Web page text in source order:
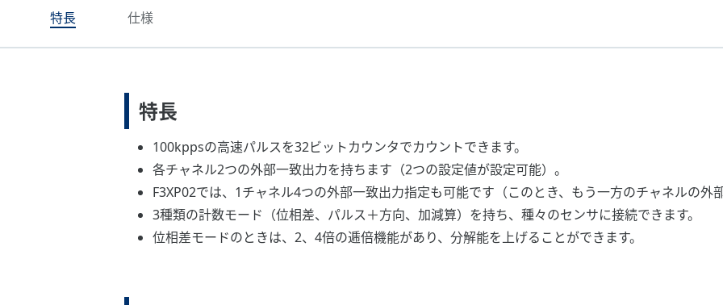
特長 仕様
特長
100kppsの高速パルスを32ビットカウンタでカウントできます。
各チャネル2つの外部一致出力を持ちます（2つの設定値が設定可能）。
F3XP02では、1チャネル4つの外部一致出力指定も可能です（このとき、もう一方のチャネルの外
3種類の計数モード（位相差、パルス＋方向、加減算）を持ち、種々のセンサに接続できます。
位相差モードのときは、2、4倍の逓倍機能があり、分解能を上げることができます。